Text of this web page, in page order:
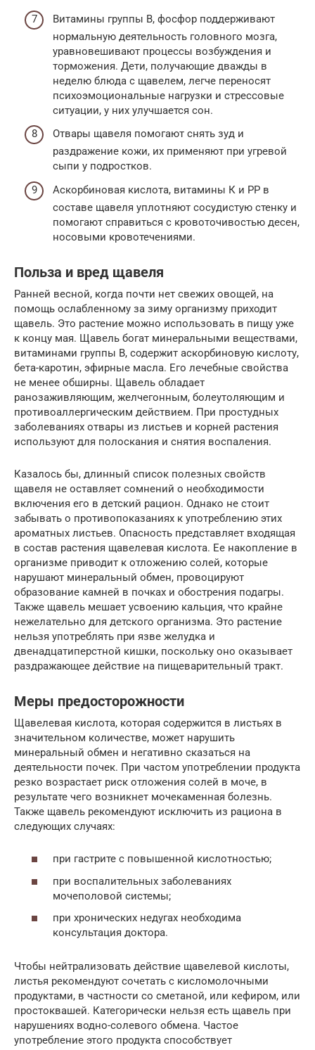
Витамины группы В, фосфор поддерживают
нормальную деятельность головного мозга,
уравновешивают процессы возбуждения и
торможения. Дети, получающие дважды в
неделю блюда с щавелем, легче переносят
психоэмоциональные нагрузки и стрессовые
ситуации, у них улучшается сон.
Отвары щавеля помогают снять зуд и
раздражение кожи, их применяют при угревой
сыпи у подростков.
Аскорбиновая кислота, витамины К и РР в
составе щавеля уплотняют сосудистую стенку и
помогают справиться с кровоточивостью десен,
носовыми кровотечениями.
Польза и вред щавеля
Ранней весной, когда почти нет свежих овощей, на
помощь ослабленному за зиму организму приходит
щавель. Это растение можно использовать в пищу уже
к концу мая. Щавель богат минеральными веществами,
витаминами группы В, содержит аскорбиновую кислоту,
бета-каротин, эфирные масла. Его лечебные свойства
не менее обширны. Щавель обладает
ранозаживляющим, желчегонным, болеутоляющим и
противоаллергическим действием. При простудных
заболеваниях отвары из листьев и корней растения
используют для полоскания и снятия воспаления.
Казалось бы, длинный список полезных свойств
щавеля не оставляет сомнений о необходимости
включения его в детский рацион. Однако не стоит
забывать о противопоказаниях к употреблению этих
ароматных листьев. Опасность представляет входящая
в состав растения щавелевая кислота. Ее накопление в
организме приводит к отложению солей, которые
нарушают минеральный обмен, провоцируют
образование камней в почках и обострения подагры.
Также щавель мешает усвоению кальция, что крайне
нежелательно для детского организма. Это растение
нельзя употреблять при язве желудка и
двенадцатиперстной кишки, поскольку оно оказывает
раздражающее действие на пищеварительный тракт.
Меры предосторожности
Щавелевая кислота, которая содержится в листьях в
значительном количестве, может нарушить
минеральный обмен и негативно сказаться на
деятельности почек. При частом употреблении продукта
резко возрастает риск отложения солей в моче, в
результате чего возникнет мочекаменная болезнь.
Также щавель рекомендуют исключить из рациона в
следующих случаях:
при гастрите с повышенной кислотностью;
при воспалительных заболеваниях
мочеполовой системы;
при хронических недугах необходима
консультация доктора.
Чтобы нейтрализовать действие щавелевой кислоты,
листья рекомендуют сочетать с кисломолочными
продуктами, в частности со сметаной, или кефиром, или
простоквашей. Категорически нельзя есть щавель при
нарушениях водно-солевого обмена. Частое
употребление этого продукта способствует